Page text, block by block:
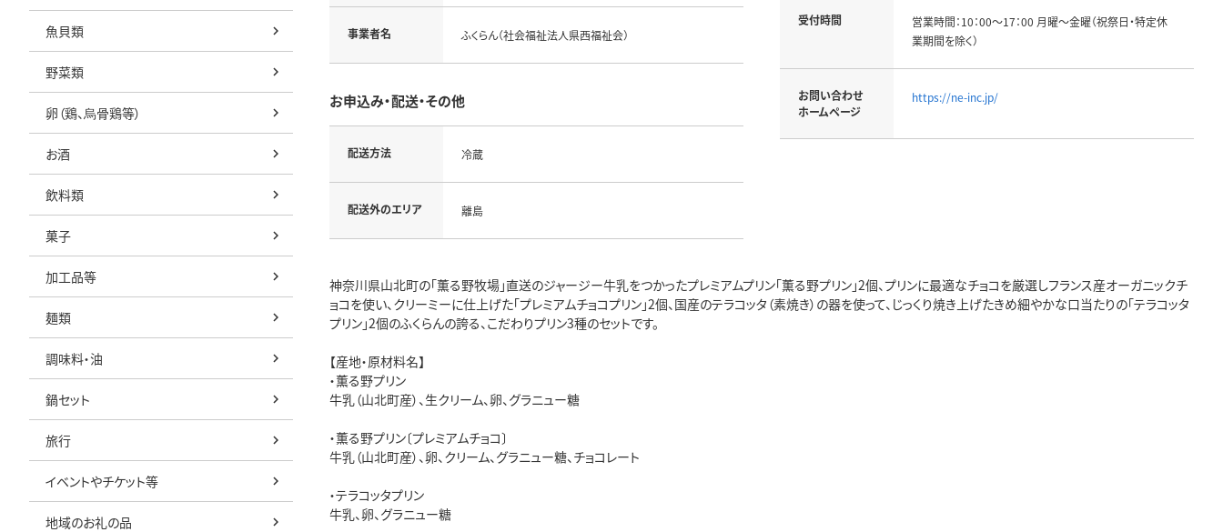
魚貝類
野菜類
卵（鶏、烏骨鶏等）
お酒
飲料類
菓子
加工品等
麺類
調味料・油
鍋セット
旅行
イベントやチケット等
地域のお礼の品
事業者名 ふくらん（社会福祉法人県西福祉会）
お申込み・配送・その他
配送方法 冷蔵
配送外のエリア 離島
受付時間
営業時間：10：00～17：00 月曜～金曜（祝祭日・特定休
業期間を除く）
お問い合わせ
ホームページ
https://ne-inc.jp/
神奈川県山北町の「薫る野牧場」直送のジャージー牛乳をつかったプレミアムプリン「薫る野プリン」2個、プリンに最適なチョコを厳選しフランス産オーガニックチ
ョコを使い、クリーミーに仕上げた「プレミアムチョコプリン」2個、国産のテラコッタ（素焼き）の器を使って、じっくり焼き上げたきめ細やかな口当たりの「テラコッタ
プリン」2個のふくらんの誇る、こだわりプリン3種のセットです。
【産地・原材料名】
・薫る野プリン
牛乳（山北町産）、生クリーム、卵、グラニュー糖
・薫る野プリン〔プレミアムチョコ〕
牛乳（山北町産）、卵、クリーム、グラニュー糖、チョコレート
・テラコッタプリン
牛乳、卵、グラニュー糖